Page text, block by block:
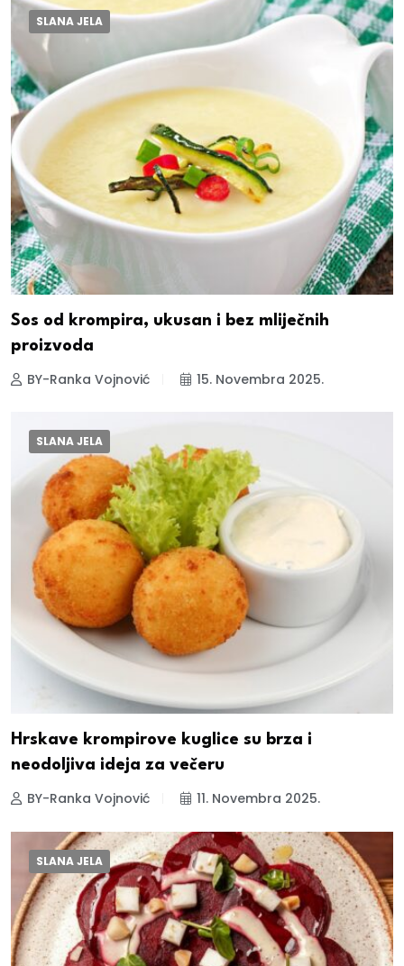
SLANA JELA
Sos od krompira, ukusan i bez mliječnih
proizvoda
BY-Ranka Vojnović 15. Novembra 2025.
SLANA JELA
Hrskave krompirove kuglice su brza i
neodoljiva ideja za večeru
BY-Ranka Vojnović 11. Novembra 2025.
SLANA JELA